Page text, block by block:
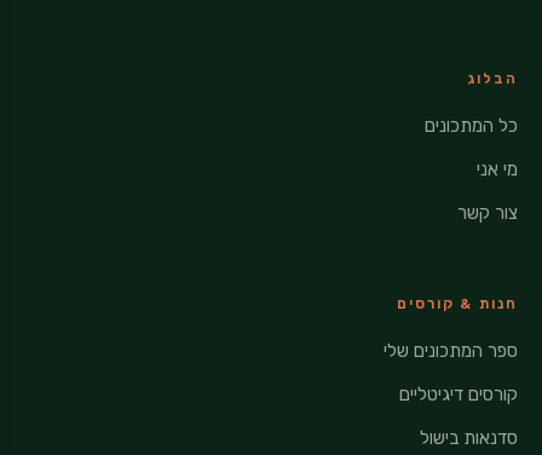
הבלוג
כל המתכונים
מי אני
צור קשר
חנות & קורסים
ספר המתכונים שלי
קורסים דיגיטליים
סדנאות בישול